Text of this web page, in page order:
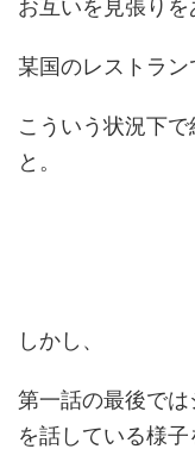
お互いを見張りを
某国のレストラン
こういう状況下で
と。
しかし、
第一話の最後で
を話している様子